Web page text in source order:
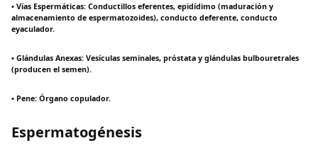
• Vías Espermáticas: Conductillos eferentes, epidídimo (maduración y
almacenamiento de espermatozoides), conducto deferente, conducto
eyaculador.
• Glándulas Anexas: Vesículas seminales, próstata y glándulas bulbouretrales
(producen el semen).
• Pene: Órgano copulador.
Espermatogénesis